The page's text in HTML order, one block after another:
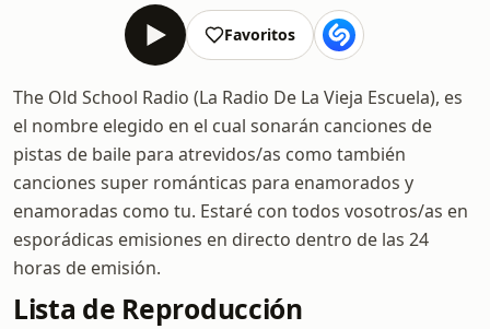
Favoritos
The Old School Radio (La Radio De La Vieja Escuela), es
el nombre elegido en el cual sonarán canciones de
pistas de baile para atrevidos/as como también
canciones super románticas para enamorados y
enamoradas como tu. Estaré con todos vosotros/as en
esporádicas emisiones en directo dentro de las 24
horas de emisión.
Lista de Reproducción